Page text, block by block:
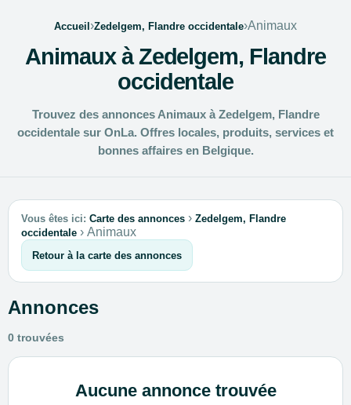
Accueil›Zedelgem, Flandre occidentale›Animaux
Animaux à Zedelgem, Flandre
occidentale
Trouvez des annonces Animaux à Zedelgem, Flandre
occidentale sur OnLa. Offres locales, produits, services et
bonnes affaires en Belgique.
Vous êtes ici: Carte des annonces › Zedelgem, Flandre
occidentale › Animaux
Retour à la carte des annonces
Annonces
0 trouvées
Aucune annonce trouvée